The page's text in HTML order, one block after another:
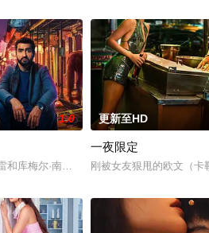
人团体。如今，三人为了一场仅有
1.0
和库梅尔·南贾尼饰）正在互诉衷肠，结果被
更新至HD
一夜限定
刚被女友狠甩的欧文（卡